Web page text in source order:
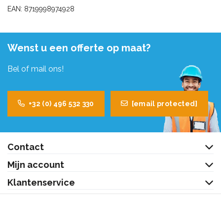
EAN: 8719998974928
Wenst u een offerte op maat?
Bel of mail ons!
+32 (0) 496 532 330 [email protected]
Contact
Mijn account
Klantenservice